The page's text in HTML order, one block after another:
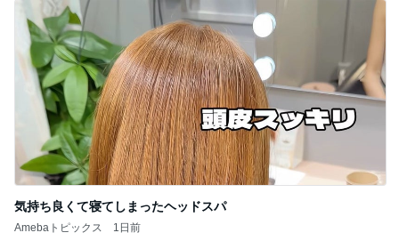
気持ち良くて寝てしまったヘッドスパ
Amebaトピックス 1日前